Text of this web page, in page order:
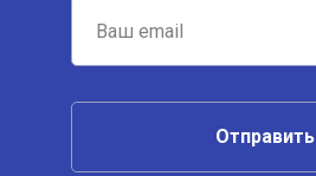
Отправить